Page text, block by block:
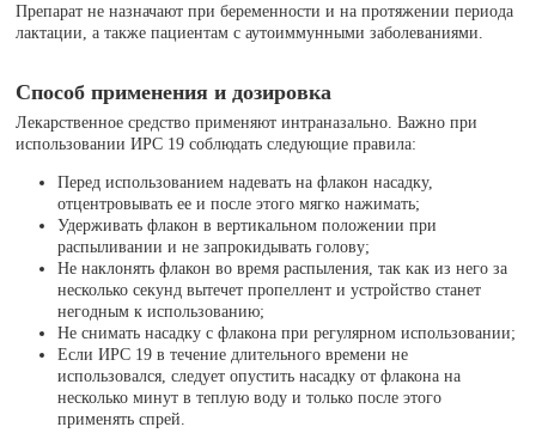
Препарат не назначают при беременности и на протяжении периода
лактации, а также пациентам с аутоиммунными заболеваниями.
Способ применения и дозировка
Лекарственное средство применяют интраназально. Важно при
использовании ИРС 19 соблюдать следующие правила:
Перед использованием надевать на флакон насадку,
отцентровывать ее и после этого мягко нажимать;
Удерживать флакон в вертикальном положении при
распыливании и не запрокидывать голову;
Не наклонять флакон во время распыления, так как из него за
несколько секунд вытечет пропеллент и устройство станет
негодным к использованию;
Не снимать насадку с флакона при регулярном использовании;
Если ИРС 19 в течение длительного времени не
использовался, следует опустить насадку от флакона на
несколько минут в теплую воду и только после этого
применять спрей.